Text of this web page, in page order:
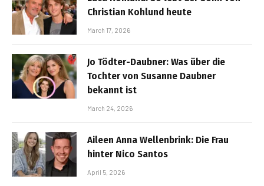
Christian Kohlund heute
March 17, 2026
Jo Tödter-Daubner: Was über die
Tochter von Susanne Daubner
bekannt ist
March 24, 2026
Aileen Anna Wellenbrink: Die Frau
hinter Nico Santos
April 5, 2026